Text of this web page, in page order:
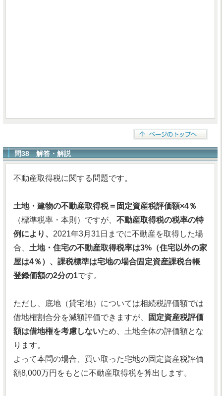
問38 解答・解説
不動産取得税に関する問題です。
土地・建物の不動産取得税＝固定資産税評価額×4％
（標準税率・本則）ですが、 不動産取得税の税率の特
例により、 2021年3月31日までに不動産を取得した場
合、 土地・住宅の不動産取得税率は3%（住宅以外の家
屋は4％）、課税標準は宅地の場合固定資産課税台帳
登録価額の2分の1です。
ただし、底地（貸宅地）については相続税評価額では
借地権割合分を減額評価できますが、
固定資産税評価
額は借地権を考慮しないため、土地全体の評価額とな
ります。
よって本問の場合、買い取った宅地の固定資産税評価
額8,000万円をもとに不動産取得税を算出します。